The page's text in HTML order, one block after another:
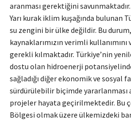
aranması gerektiğini savunmaktadır.
Yarı kurak iklim kuşağında bulunan
su zengini bir ülke değildir. Bu durum,
kaynaklarımızın verimli
gerekli kılmaktadır. Türkiye’nin
dostu olan hidroenerji
sağladığı diğer ekonomik ve sosyal
sürdürülebilir biçimde yararlanması
projeler hayata geçirilmektedir. Bu
Bölgesi olmak üzere ülkemizdeki